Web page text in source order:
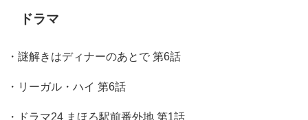
ドラマ
・謎解きはディナーのあとで 第6話
・リーガル・ハイ 第6話
・ドラマ24 まほろ駅前番外地 第1話